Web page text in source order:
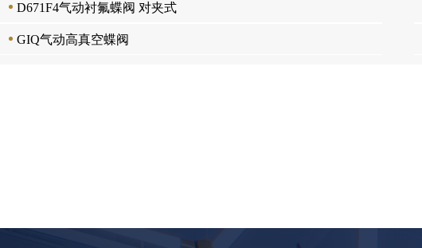
D671F4气动衬氟蝶阀 对夹式
GIQ气动高真空蝶阀